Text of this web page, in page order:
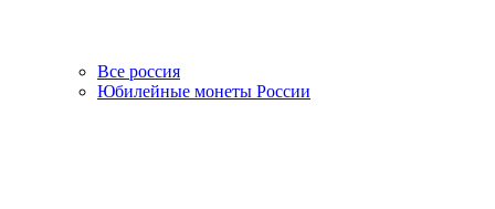
Все россия
Юбилейные монеты России